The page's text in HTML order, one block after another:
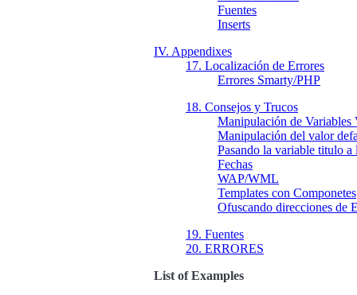
Fuentes
Inserts
IV. Appendixes
17. Localización de Errores
Errores Smarty/PHP
18. Consejos y Trucos
Manipulación de Variables
Manipulación del valor
Pasando la variable titulo a
Fechas
WAP/WML
Templates con Componetes
Ofuscando direcciones de
19. Fuentes
20. ERRORES
List of Examples